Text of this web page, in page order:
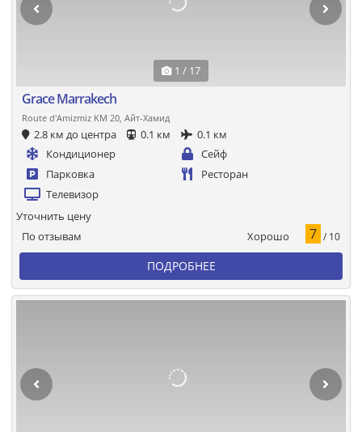
1 / 17
Grace Marrakech
Route d'Amizmiz KM 20, Айт-Хамид
2.8 км до центра 0.1 км
0.1 км
Кондиционер
Сейф
Парковка
Ресторан
Телевизор
По отзывам Хорошо 7 / 10
Уточнить цену
ПОДРОБНЕЕ